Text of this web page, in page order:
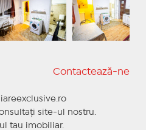
Contactează-ne
site-ul nostru.
tau imobiliar.